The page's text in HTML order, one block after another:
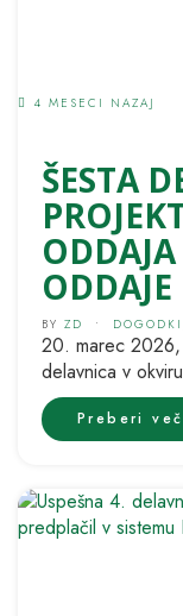
4 MESECI NAZAJ
ŠESTA
ODDAJE
BY ZD • DOGODKI
20. marec 2026,
delavnica v
Podporna
Preberi več